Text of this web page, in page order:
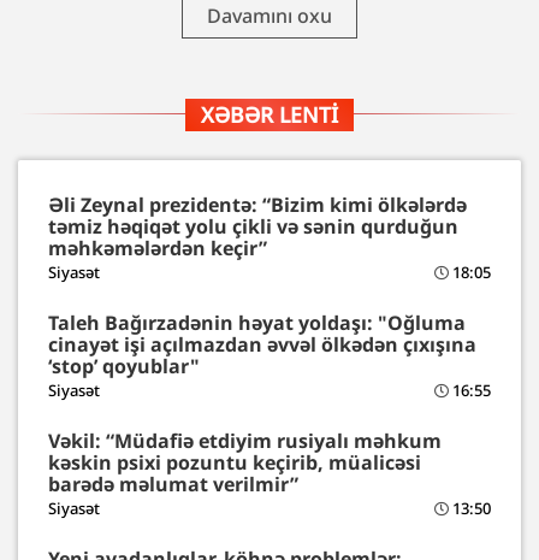
Davamını oxu
XƏBƏR LENTI
Əli Zeynal prezidentə: “Bizim kimi ölkələrdə
təmiz həqiqət yolu çikli və sənin qurduğun
məhkəmələrdən keçir”
Siyasət 18:05
Taleh Bağırzadənin həyat yoldaşı: "Oğluma
cinayət işi açılmazdan əvvəl ölkədən çıxışına
‘stop’ qoyublar"
Siyasət 16:55
Vəkil: “Müdafiə etdiyim rusiyalı məhkum
kəskin psixi pozuntu keçirib, müalicəsi
barədə məlumat verilmir”
Siyasət 13:50